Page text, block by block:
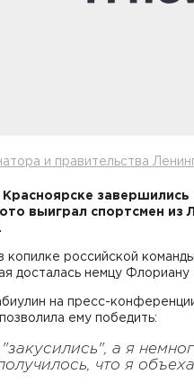
и правительства
Красноярске завершились
выиграл спортсмен из
копилке российской
досталась немцу Флориану
на пресс-
ему победить:
а я
что я